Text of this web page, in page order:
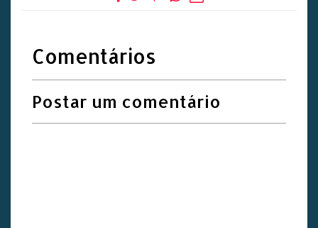
Comentários
Postar um comentário